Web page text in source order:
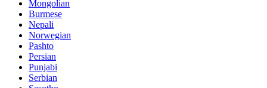
Mongolian
Burmese
Nepali
Norwegian
Pashto
Persian
Punjabi
Serbian